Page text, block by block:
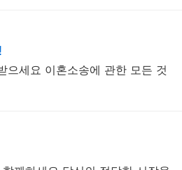
으세요 이혼소송에 관한 모든 것